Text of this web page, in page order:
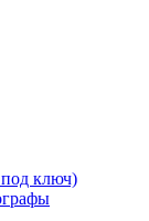
под ключ)